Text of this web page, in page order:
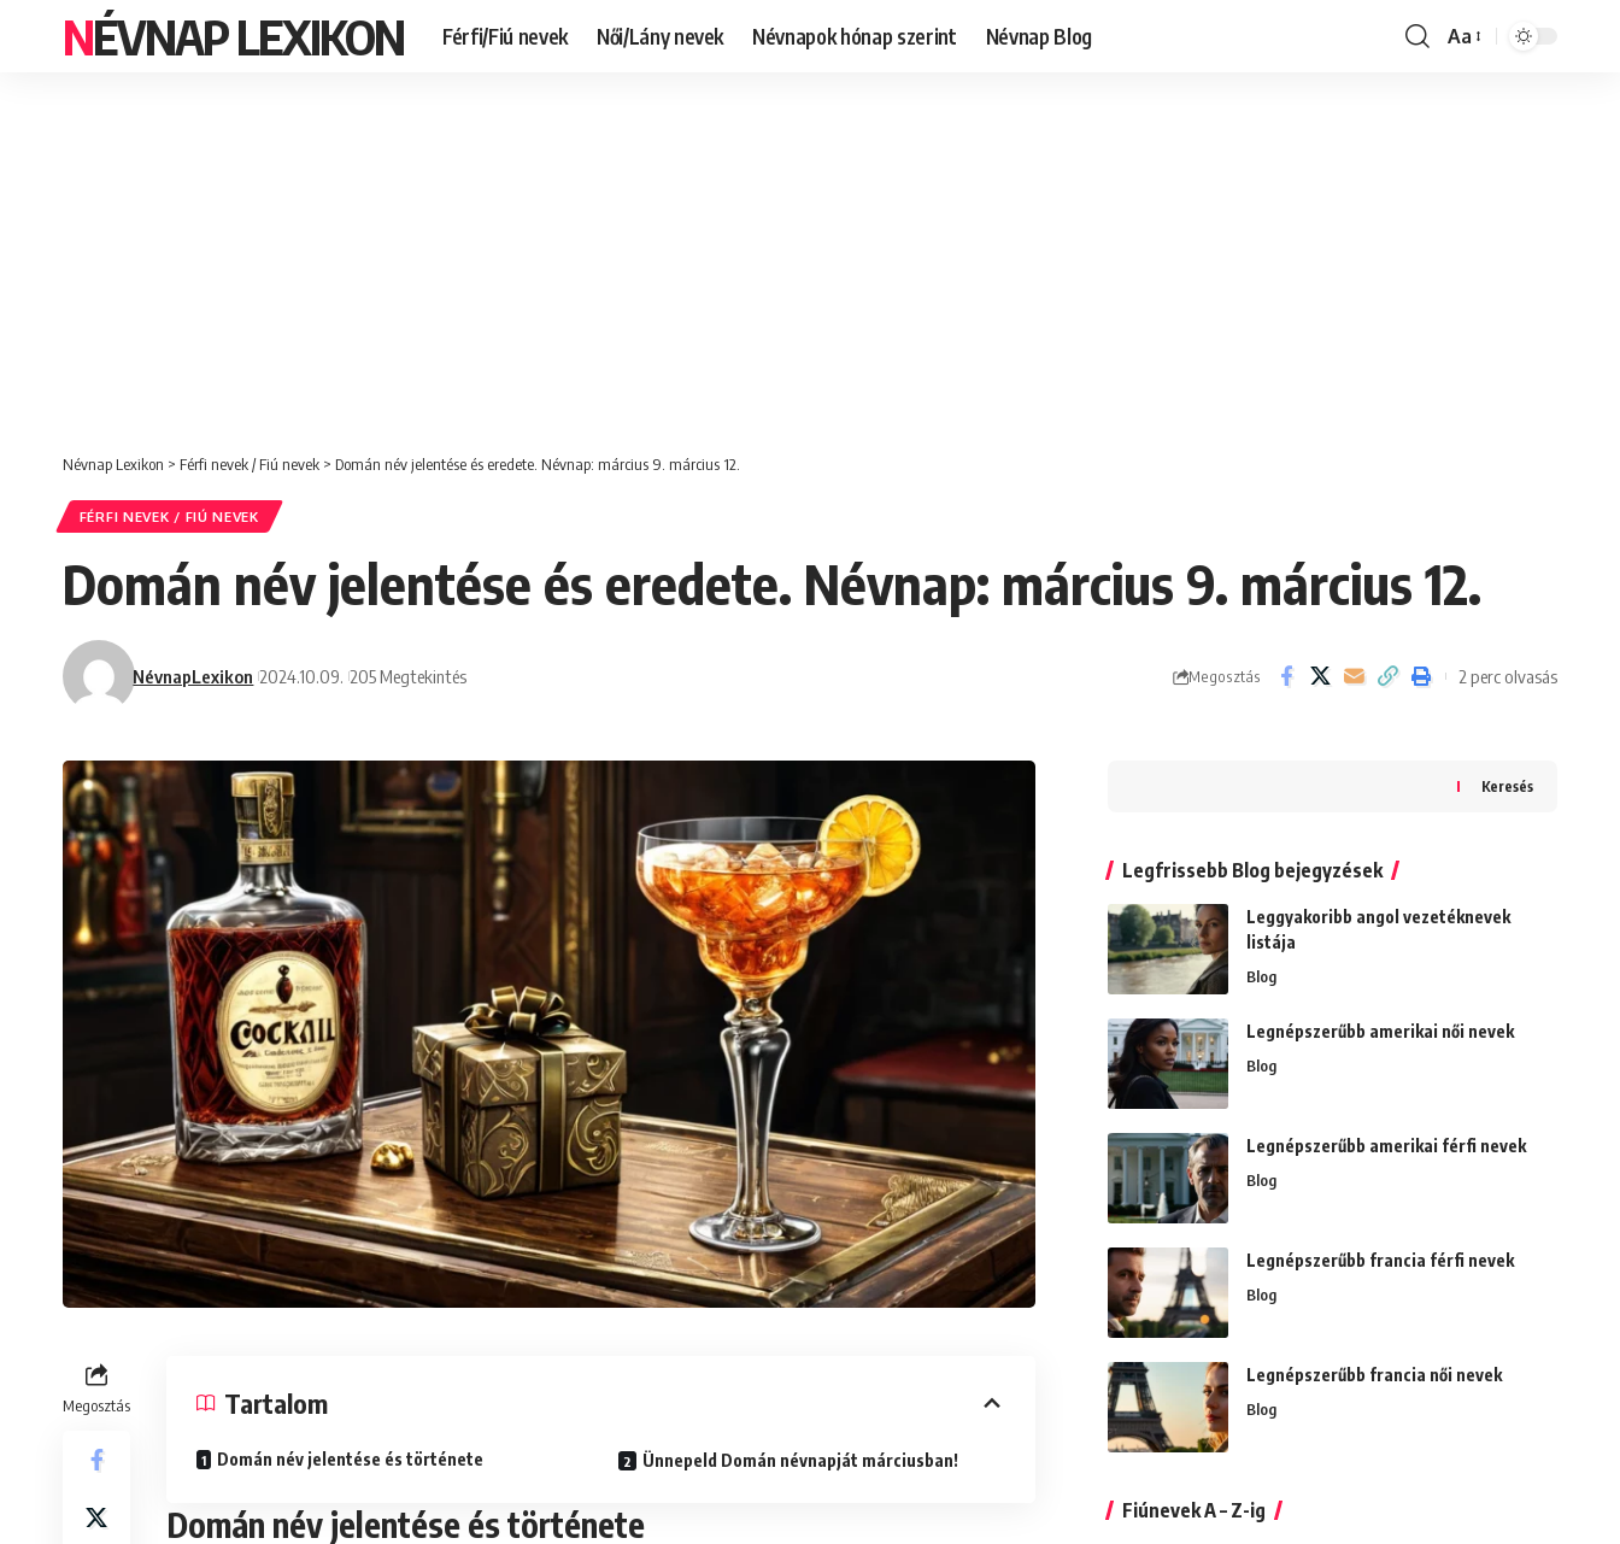
NÉVNAP LEXIKON Férfi/Fiú nevek Női/Lány nevek Névnapok hónap szerint Névnap Blog
Font
Aa
Névnap Lexikon > Férfi nevek / Fiú nevek > Domán név jelentése és eredete. Névnap: március 9. március 12.
FÉRFI NEVEK / FIÚ NEVEK
Domán név jelentése és eredete. Névnap: március 9. március 12.
NévnapLexikon 2024.10.09. 205 Megtekintés Megosztás 2 perc olvasás
Megosztás Tartalom
Domán név jelentése és története Ünnepeld Domán névnapját márciusban!
Domán név jelentése és története
Keresés
Legfrissebb Blog bejegyzések
Leggyakoribb angol vezetéknevek
listája
Blog
Legnépszerűbb amerikai női nevek
Blog
Legnépszerűbb amerikai férfi nevek
Blog
Legnépszerűbb francia férfi nevek
Blog
Legnépszerűbb francia női nevek
Blog
Fiúnevek A – Z-ig